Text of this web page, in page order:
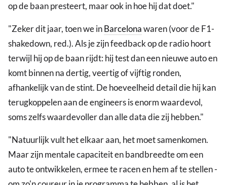
op de baan presteert, maar ook in hoe hij dat doet."
"Zeker dit jaar, toen we inBarcelonawaren (voor de F1-
shakedown, red.). Als je zijn feedback op de radio hoort
terwijl hij op de baan rijdt: hij test dan een nieuwe auto en
komt binnen na dertig, veertig of vijftig ronden,
afhankelijk van de stint. De hoeveelheid detail die hij kan
terugkoppelen aan de engineers is enorm waardevol,
soms zelfs waardevoller dan alle data die zij hebben."
"Natuurlijk vult het elkaar aan, het moet samenkomen.
Maar zijn mentale capaciteit en bandbreedte om een
auto te ontwikkelen, ermee te racen en hem af te stellen -